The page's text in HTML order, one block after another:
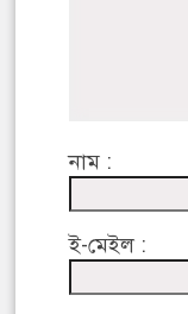
নাম :
ই-মেইল :